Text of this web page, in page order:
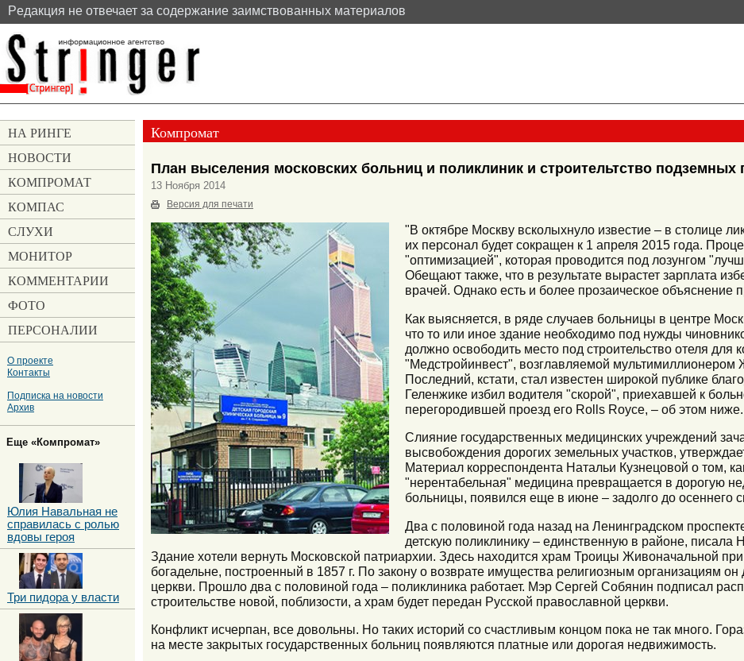
Pедакция не отвечает за содержание заимствованных материалов
Компромат
План выселения московских больниц и поликлиник и строительтство подземных
13 Ноября 2014
Версия для печати
"В октябре Москву всколыхнуло известие – в столице
их персонал будет сокращен к 1 апреля 2015 года.
"оптимизацией", которая проводится под лозунгом
Обещают также, что в результате вырастет зарплата
врачей. Однако есть и более прозаическое объяснение
Как выясняется, в ряде случаев больницы в центре
что то или иное здание необходимо под нужды
должно освободить место под строительство отеля для
"Медстройинвест", возглавляемой
Последний, кстати, стал известен широкой публике
Геленжике избил водителя "скорой", приехавшей к
перегородившей проезд его Rolls Royce, – об этом ниже.
Слияние государственных медицинских учреждений
высвобождения дорогих земельных участков,
Материал корреспондента Натальи Кузнецовой о том,
"нерентабельная" медицина превращается в дорогую
больницы, появился еще в июне – задолго до осеннего
Два с половиной года назад на Ленинградском
детскую поликлинику – единственную в районе, писала
Здание хотели вернуть Московской патриархии. Здесь находится храм Троицы Живоначальной
богадельне, построенный в 1857 г. По закону о возврате имущества религиозным организациям
церкви. Прошло два с половиной года – поликлиника работает. Мэр Сергей Собянин подписал
строительстве новой, поблизости, а храм будет передан Русской православной церкви.
Конфликт исчерпан, все довольны. Но таких историй со счастливым концом пока не так много.
на месте закрытых государственных больниц появляются платные или дорогая недвижимость.
НА РИНГЕ
НОВОСТИ
КОМПРОМАТ
КОМПАС
СЛУХИ
МОНИТОР
КОММЕНТАРИИ
ФОТО
ПЕРСОНАЛИИ
О проекте
Контакты
Подписка на новости
Архив
Еще «Компромат»
Юлия Навальная не
справилась с ролью
вдовы героя
Три пидора у власти